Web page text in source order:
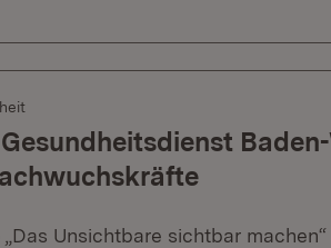
Unsichtbare sichtbar